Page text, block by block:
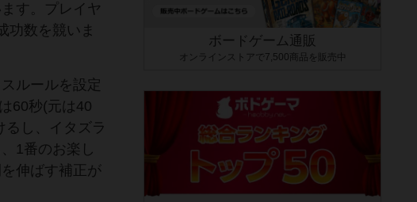
す。プレイヤ
功数を競いま
ルールを設定
60秒(元は40
し、イタズラ
1番のお楽し
伸ばす補正が
ボードゲーム通販
オンラインストアで7,500商品を販売中